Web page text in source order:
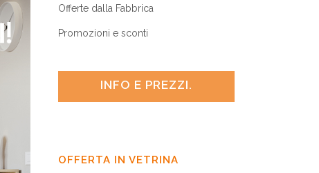
Offerte dalla Fabbrica
Promozioni e sconti
INFO E PREZZI.
OFFERTA IN VETRINA